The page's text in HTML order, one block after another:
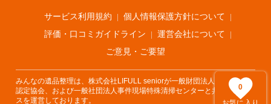
0
不動産アーカイブ
空き家バンク 家賃相場 不動産会社
まちむすび
不動産用語集 住まいのお役立ち情報
LIFULL HOME'S PRESS
アプリ 不動産データ 不動産転職
サービス利用規約
個人情報保護方針について
評価・口コミガイドライン
運営会社について
ご意見・ご要望
みんなの遺品整理は、株式会社LIFULL seniorが一般財団法人遺品整理士
認定協会、および一般社団法人事件現場特殊清掃センターと共同でサービ
スを運営しております。